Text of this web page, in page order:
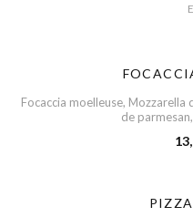
Focaccia moelleuse,
de